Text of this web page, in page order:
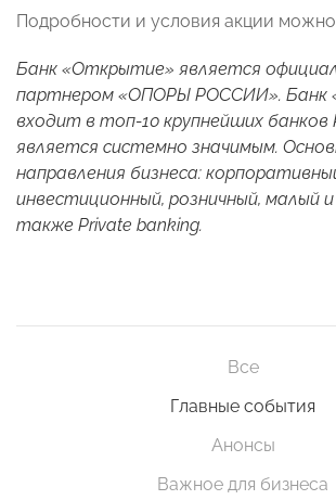
Подробности и условия акции можно
Банк «Открытие» является
партнером «ОПОРЫ РОССИИ». Банк
входит в топ-10 крупнейших банков
является системно значимым.
направления бизнеса:
инвестиционный, розничный, малый и
также Private banking.
Все
Главные события
Анонсы
Важное для бизнеса